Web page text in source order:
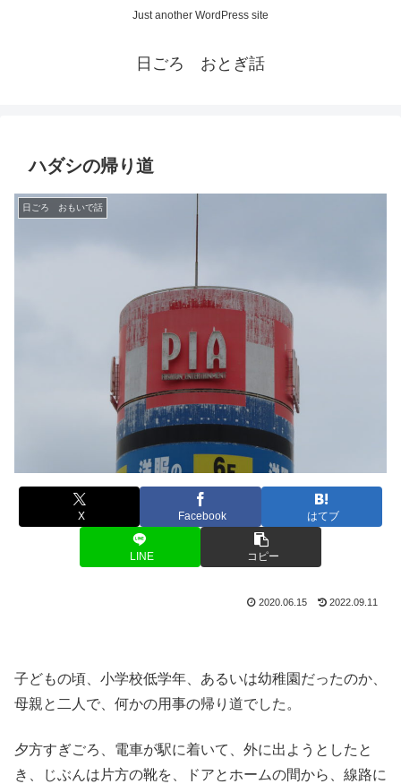
Just another WordPress site
日ごろ おとぎ話
ハダシの帰り道
日ごろ おもいで話
X Facebook はてブ
LINE コピー
2020.06.15 2022.09.11
子どもの頃、小学校低学年、あるいは幼稚園だったのか、
母親と二人で、何かの用事の帰り道でした。
夕方すぎごろ、電車が駅に着いて、外に出ようとしたと
き、じぶんは片方の靴を、ドアとホームの間から、線路に